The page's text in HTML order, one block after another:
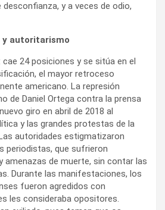
desconfianza, y a veces de odio,
y autoritarismo
cae 24 posiciones y se sitúa en el
el mayor retroceso
americano. La represión
de Daniel Ortega contra la prensa
giro en abril de 2018 al
y las grandes protestas de la
autoridades estigmatizaron
periodistas, que sufrieron
amenazas de muerte, sin contar las
Durante las manifestaciones, los
fueron agredidos con
les consideraba opositores.